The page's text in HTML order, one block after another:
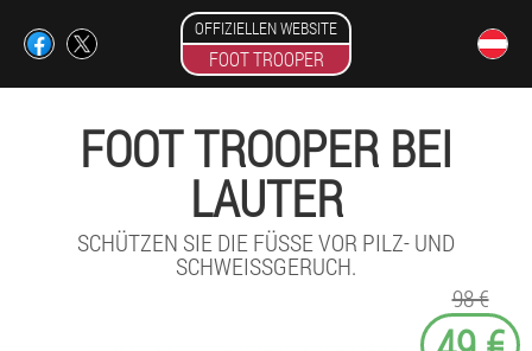
OFFIZIELLEN WEBSITE
FOOT TROOPER
FOOT TROOPER BEI
LAUTER
SCHÜTZEN SIE DIE FÜSSE VOR PILZ- UND S
CHWEISSGERUCH.
98 €